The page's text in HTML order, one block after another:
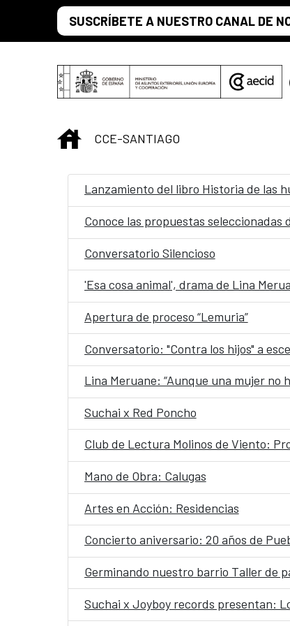
Saltar al contenido principal
SUSCRÍBETE A NUESTRO CANAL DE
INICIO
CCE-SANTIAGO
Lanzamiento del libro Historia de las
Conoce las propuestas seleccionadas
Conversatorio Silencioso
'Esa cosa animal', drama de Lina
Apertura de proceso “Lemuria”
Conversatorio: "Contra los hijos" a
Lina Meruane: “Aunque una mujer no
Suchai x Red Poncho
Club de Lectura Molinos de Viento:
Mano de Obra: Calugas
Artes en Acción: Residencias
Concierto aniversario: 20 años de
Germinando nuestro barrio Taller de
Suchai x Joyboy records presentan: